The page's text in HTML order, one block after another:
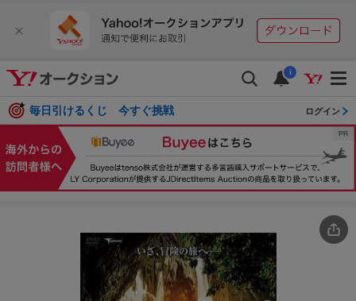
i
毎日引けるくじ 今すぐ挑戦 ログイン